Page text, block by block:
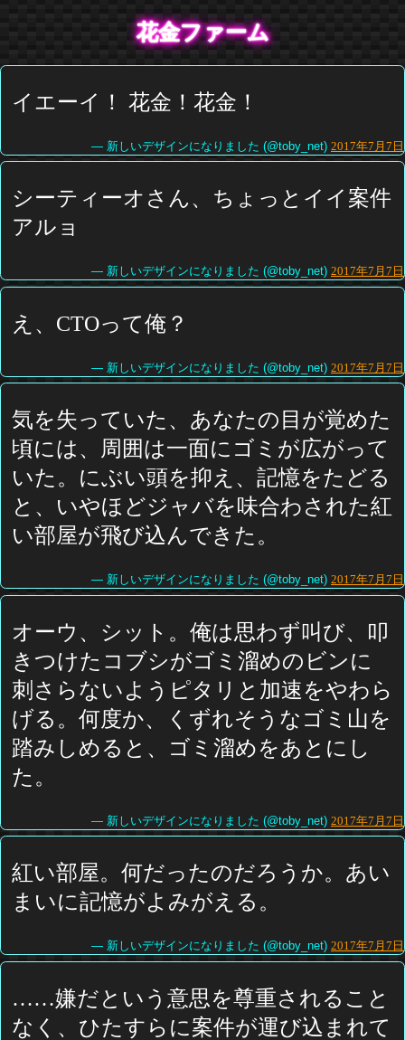
花金ファーム
イエーイ！ 花金！花金！
— 新しいデザインになりました (@toby_net) 2017年7月7日
シーティーオさん、ちょっとイイ案件
アルョ
— 新しいデザインになりました (@toby_net) 2017年7月7日
え、CTOって俺？
— 新しいデザインになりました (@toby_net) 2017年7月7日
気を失っていた、あなたの目が覚めた
頃には、周囲は一面にゴミが広がって
いた。にぶい頭を抑え、記憶をたどる
と、いやほどジャバを味合わされた紅
い部屋が飛び込んできた。
— 新しいデザインになりました (@toby_net) 2017年7月7日
オーウ、シット。俺は思わず叫び、叩
きつけたコブシがゴミ溜めのビンに
刺さらないようピタリと加速をやわら
げる。何度か、くずれそうなゴミ山を
踏みしめると、ゴミ溜めをあとにし
た。
— 新しいデザインになりました (@toby_net) 2017年7月7日
紅い部屋。何だったのだろうか。あい
まいに記憶がよみがえる。
— 新しいデザインになりました (@toby_net) 2017年7月7日
……嫌だという意思を尊重されること
なく、ひたすらに案件が運び込まれて